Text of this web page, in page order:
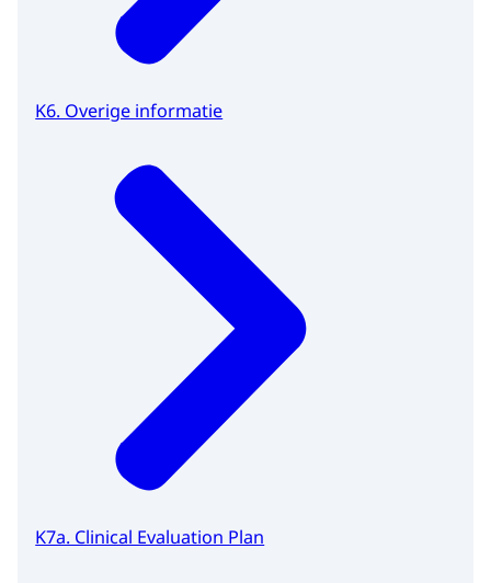
K6. Overige informatie
K7a. Clinical Evaluation Plan